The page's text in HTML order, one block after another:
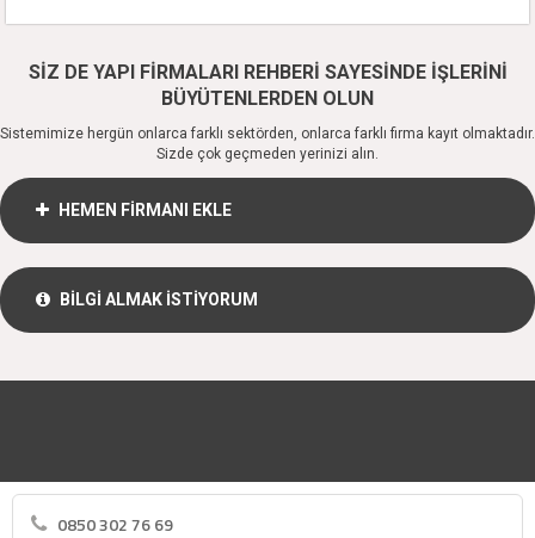
SİZ DE YAPI FİRMALARI REHBERİ SAYESİNDE İŞLERİNİ
BÜYÜTENLERDEN OLUN
Sistemimize hergün onlarca farklı sektörden, onlarca farklı firma kayıt olmaktadır.
Sizde çok geçmeden yerinizi alın.
HEMEN FİRMANI EKLE
BİLGİ ALMAK İSTİYORUM
0850 302 76 69